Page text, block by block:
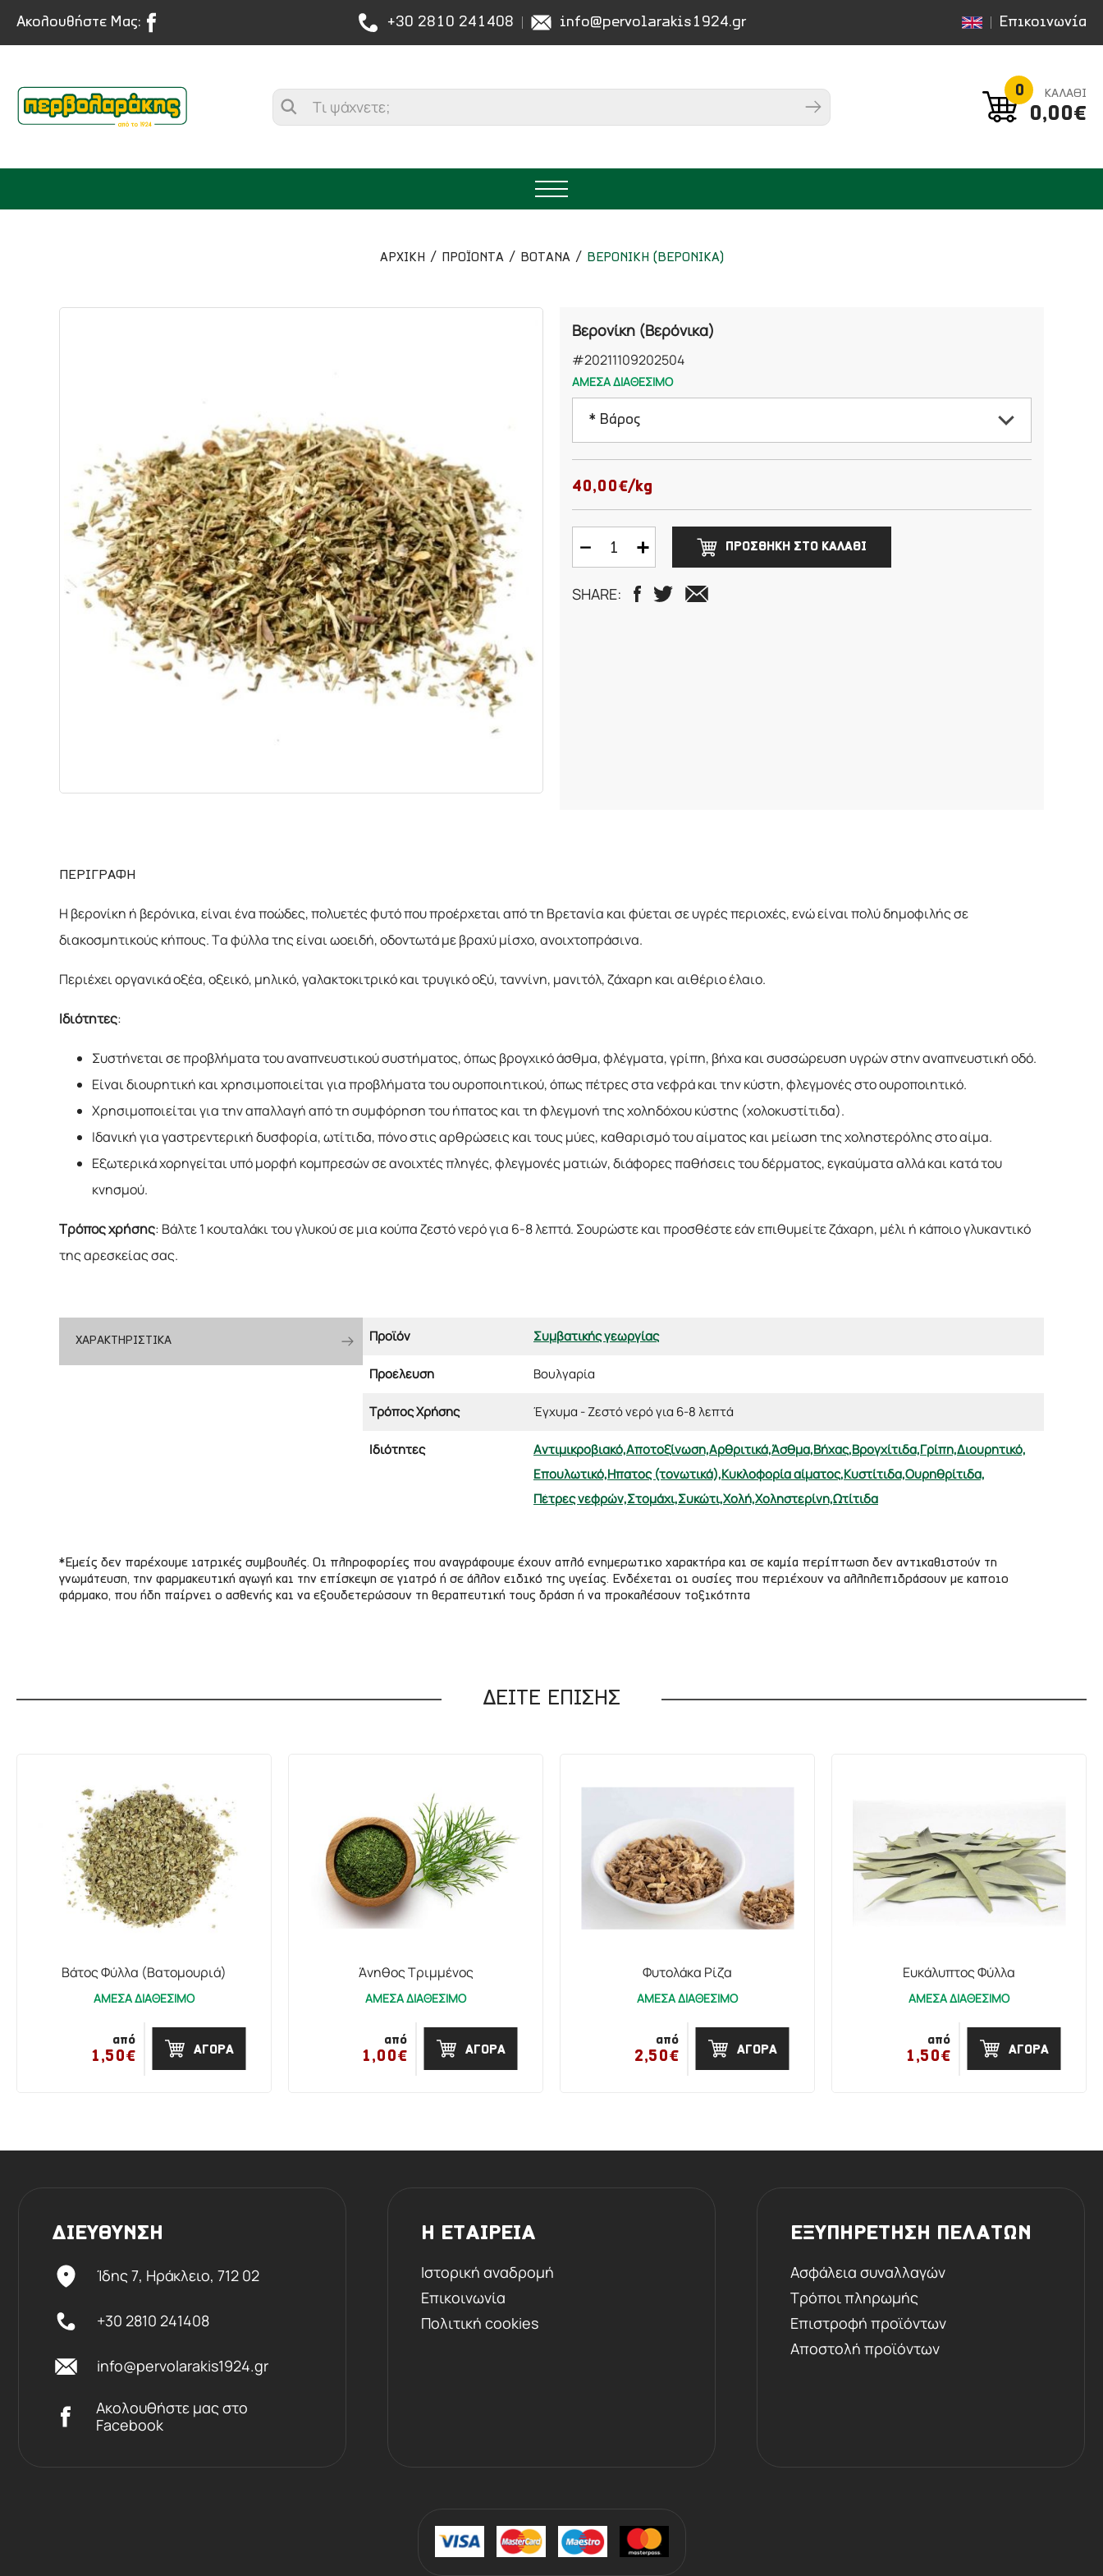
Ακολουθήστε Μας: +30 2810 241408 info@pervolarakis1924.gr Επικοινωνία
0 ΚΑΛΑΘΙ
0,00€
ΖΑΧΑΡΟΠΛΑΣΤΙΚΗ
ΑΙΘΕΡΙΑ ΕΛΑΙΑ
ΚΑΛΛΥΝΤΙΚΑ
ΑΡΧΙΚΉ ΠΡΟΪΟΝΤΑ ΒΟΤΑΝΑ ΒΕΡΟΝΙΚΗ (ΒΕΡΟΝΙΚΑ)
Βερονίκη (Βερόνικα)
#20211109202504
ΑΜΕΣΑ ΔΙΑΘΕΣΙΜΟ
* Βάρος
50 γραμμάρια
75 γραμμάρια
100 γραμμάρια
125 γραμμάρια
40,00€/kg
ΠΡΟΣΘΗΚΗ ΣΤΟ ΚΑΛΑΘΙ
SHARE:
ΠΕΡΙΓΡΑΦΗ
Η βερονίκη ή βερόνικα, είναι ένα ποώδες, πολυετές φυτό που προέρχεται από τη Βρετανία και φύεται σε υγρές περιοχές, ενώ είναι πολύ δημοφιλής σε
διακοσμητικούς κήπους. Τα φύλλα της είναι ωοειδή, οδοντωτά με βραχύ μίσχο, ανοιχτοπράσινα.
Περιέχει οργανικά οξέα, οξεικό, μηλικό, γαλακτοκιτρικό και τρυγικό οξύ, ταννίνη, μανιτόλ, ζάχαρη και αιθέριο έλαιο.
Ιδιότητες:
Συστήνεται σε προβλήματα του αναπνευστικού συστήματος, όπως βρογχικό άσθμα, φλέγματα, γρίπη, βήχα και συσσώρευση υγρών στην αναπνευστική οδό.
Είναι διουρητική και χρησιμοποιείται για προβλήματα του ουροποιητικού, όπως πέτρες στα νεφρά και την κύστη, φλεγμονές στο ουροποιητικό.
Χρησιμοποιείται για την απαλλαγή από τη συμφόρηση του ήπατος και τη φλεγμονή της χοληδόχου κύστης (χολοκυστίτιδα).
Ιδανική για γαστρεντερική δυσφορία, ωτίτιδα, πόνο στις αρθρώσεις και τους μύες, καθαρισμό του αίματος και μείωση της χοληστερόλης στο αίμα.
Εξωτερικά χορηγείται υπό μορφή κομπρεσών σε ανοιχτές πληγές, φλεγμονές ματιών, διάφορες παθήσεις του δέρματος, εγκαύματα αλλά και κατά του
κνησμού.
Τρόπος χρήσης: Βάλτε 1 κουταλάκι του γλυκού σε μια κούπα ζεστό νερό για 6-8 λεπτά. Σουρώστε και προσθέστε εάν επιθυμείτε ζάχαρη, μέλι ή κάποιο γλυκαντικό
της αρεσκείας σας.
ΧΑΡΑΚΤΗΡΙΣΤΙΚΑ Προϊόν Συμβατικής γεωργίας
Προέλευση Βουλγαρία
Τρόπος Χρήσης Έγχυμα - Ζεστό νερό για 6-8 λεπτά
Ιδιότητες Αντιμικροβιακό,Αποτοξίνωση,Αρθριτικά,Άσθμα,Βήχας,Βρογχίτιδα,Γρίπη,Διουρητικό,
Επουλωτικό,Ηπατος (τονωτικά),Κυκλοφορία αίματος,Κυστίτιδα,Ουρηθρίτιδα,
Πέτρες νεφρών,Στομάχι,Συκώτι,Χολή,Χοληστερίνη,Ωτίτιδα
*Εμείς δεν παρέχουμε ιατρικές συμβουλές. Οι πληροφορίες που αναγράφουμε έχουν απλό ενημερωτικο χαρακτήρα και σε καμία περίπτωση δεν αντικαθιστούν τη
γνωμάτευση, την φαρμακευτική αγωγή και την επίσκεψη σε γιατρό ή σε άλλον ειδικό της υγείας. Ενδέχεται οι ουσίες που περιέχουν να αλληλεπιδράσουν με καποιο
φάρμακο, που ήδη παίρνει ο ασθενής και να εξουδετερώσουν τη θεραπευτική τους δράση ή να προκαλέσουν τοξικότητα
ΔΕΙΤΕ ΕΠΙΣΗΣ
Βάτος Φύλλα (Βατομουριά)
ΑΜΕΣΑ ΔΙΑΘΕΣΙΜΟ
από
1,50€ ΑΓΟΡΑ
Άνηθος Τριμμένος
ΑΜΕΣΑ ΔΙΑΘΕΣΙΜΟ
από
1,00€ ΑΓΟΡΑ
Φυτολάκα Ρίζα
ΑΜΕΣΑ ΔΙΑΘΕΣΙΜΟ
από
2,50€ ΑΓΟΡΑ
Ευκάλυπτος Φύλλα
ΑΜΕΣΑ ΔΙΑΘΕΣΙΜΟ
από
1,50€ ΑΓΟΡΑ
ΔΙΕΥΘΥΝΣΗ
Ίδης 7, Ηράκλειο, 712 02
+30 2810 241408
info@pervolarakis1924.gr
Ακολουθήστε μας στο
Facebook
Η ΕΤΑΙΡΕΙΑ
Ιστορική αναδρομή
Επικοινωνία
Πολιτική cookies
ΕΞΥΠΗΡΕΤΗΣΗ ΠΕΛΑΤΩΝ
Ασφάλεια συναλλαγών
Τρόποι πληρωμής
Επιστροφή προϊόντων
Αποστολή προϊόντων